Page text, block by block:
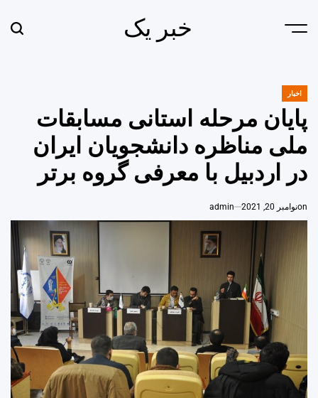
Menu خبر یک
POSTED
اخبار
پایان مرحله استانی مسابقات
ملی مناظره دانشجویان ایران
در اردبیل با معرفی گروه برتر
onنوامبر 20, 2021 admin